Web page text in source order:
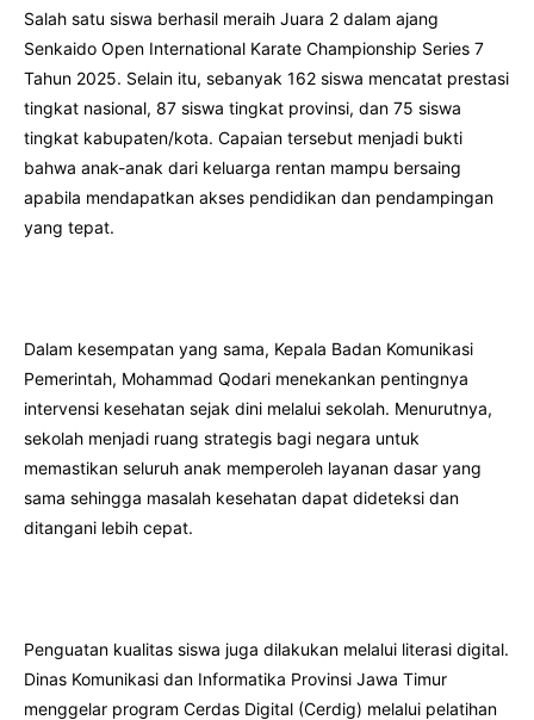
Salah satu siswa berhasil meraih Juara 2 dalam ajang
Senkaido Open International Karate Championship Series 7
Tahun 2025. Selain itu, sebanyak 162 siswa mencatat prestasi
tingkat nasional, 87 siswa tingkat provinsi, dan 75 siswa
tingkat kabupaten/kota. Capaian tersebut menjadi bukti
bahwa anak-anak dari keluarga rentan mampu bersaing
apabila mendapatkan akses pendidikan dan pendampingan
yang tepat.
Dalam kesempatan yang sama, Kepala Badan Komunikasi
Pemerintah, Mohammad Qodari menekankan pentingnya
intervensi kesehatan sejak dini melalui sekolah. Menurutnya,
sekolah menjadi ruang strategis bagi negara untuk
memastikan seluruh anak memperoleh layanan dasar yang
sama sehingga masalah kesehatan dapat dideteksi dan
ditangani lebih cepat.
Penguatan kualitas siswa juga dilakukan melalui literasi digital.
Dinas Komunikasi dan Informatika Provinsi Jawa Timur
menggelar program Cerdas Digital (Cerdig) melalui pelatihan